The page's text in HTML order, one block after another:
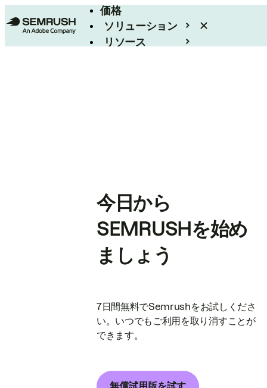
価格
ソリューション
リソース
今日から
SEMRUSHを始め
ましょう
7日間無料でSemrushをお試しくださ
い。いつでもご利用を取り消すことが
できます。
無償試用版を試す